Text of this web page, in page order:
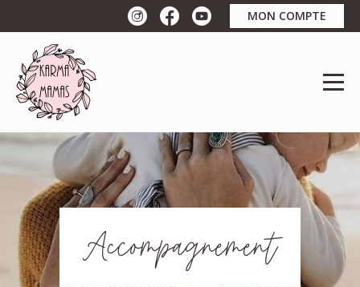
MON COMPTE
Accompagnement